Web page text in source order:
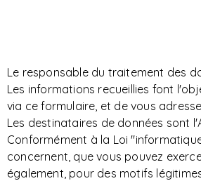
Le responsable du traitement des
Les informations recueillies font
via ce formulaire, et de vous
Les destinataires de données sont
Conformément à la Loi
concernent, que vous pouvez
également, pour des motifs